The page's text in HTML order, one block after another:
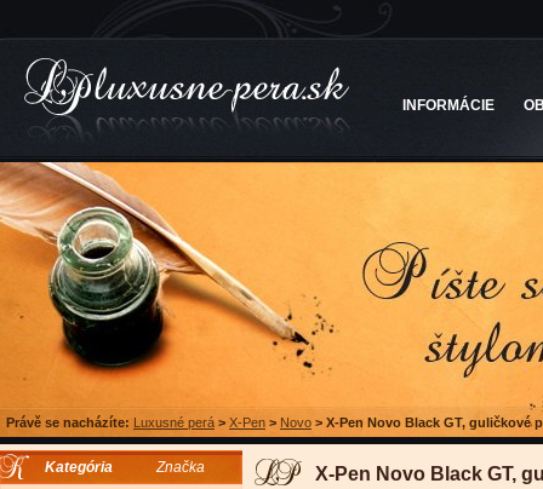
INFORMÁCIE
Právě se nacházíte: Luxusné perá > X-Pen > Novo > X-Pen Novo Black GT, guličkové
Kategória Značka X-Pen Novo Black GT,